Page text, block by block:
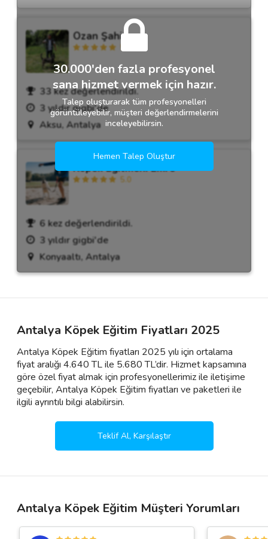
Ozan Şahin
5.0
33 kez değerlendirildi.
3 yıldır gigbi'de
Aksu, Antalya
Köpek Eğitmeni Emre
5.0
6 kez değerlendirildi.
3 yıldır gigbi'de
Konyaaltı, Antalya
30.000'den fazla profesyonel
sana hizmet vermek için hazır.
Talep oluşturarak tüm profesyonelleri
görüntüleyebilir, müşteri değerlendirmelerini
inceleyebilirsin.
Hemen Talep Oluştur
Antalya Köpek Eğitim Fiyatları 2025
Antalya Köpek Eğitim fiyatları 2025 yılı için ortalama
fiyat aralığı 4.640 TL ile 5.680 TL’dir. Hizmet kapsamına
göre özel fiyat almak için profesyonellerimiz ile iletişime
geçebilir, Antalya Köpek Eğitim fiyatları ve paketleri ile
ilgili ayrıntılı bilgi alabilirsin.
Teklif Al, Karşılaştır
Antalya Köpek Eğitim Müşteri Yorumları